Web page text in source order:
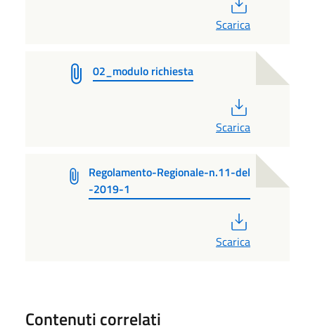
Scarica
02_modulo richiesta
Scarica
Regolamento-Regionale-n.11-del
-2019-1
Scarica
Contenuti correlati